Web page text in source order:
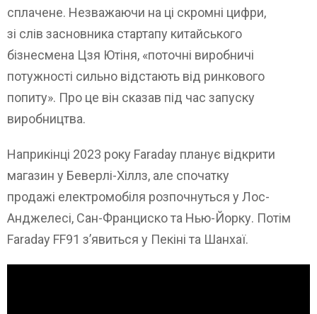
сплачене. Незважаючи на ці скромні цифри,
зі слів засновника стартапу китайського
бізнесмена Цзя Ютіня, «поточні виробничі
потужності сильно відстають від ринкового
попиту». Про це він сказав під час запуску
виробництва.
Наприкінці 2023 року Faraday планує відкрити
магазин у Беверлі-Хіллз, але спочатку
продажі електромобіля розпочнуться у Лос-
Анджелесі, Сан-Франциско та Нью-Йорку. Потім
Faraday FF91 з’явиться у Пекіні та Шанхаї.